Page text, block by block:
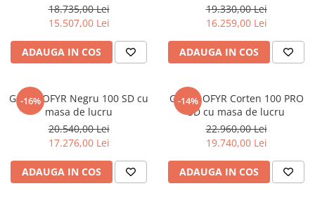
18.735,00 Lei
15.507,00 Lei
ADAUGA IN COS
19.330,00 Lei
16.259,00 Lei
ADAUGA IN COS
-16%
Gratar OFYR Negru 100 SD cu
masa de lucru
20.540,00 Lei
17.276,00 Lei
ADAUGA IN COS
-14%
Gratar OFYR Corten 100 PRO
SD cu masa de lucru
22.960,00 Lei
19.740,00 Lei
ADAUGA IN COS